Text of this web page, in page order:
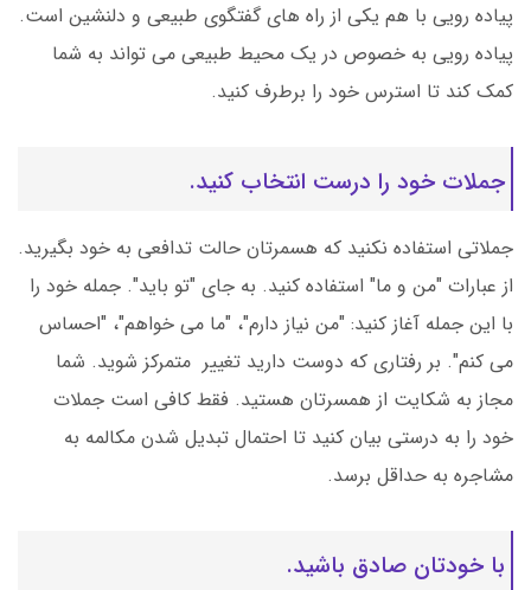
پیاده رویی با هم یکی از راه های گفتگوی طبیعی و دلنشین است.
پیاده رویی به خصوص در یک محیط طبیعی می تواند به شما
کمک کند تا استرس خود را برطرف کنید.
جملات خود را درست انتخاب کنید.
جملاتی استفاده نکنید که هسمرتان حالت تدافعی به خود بگیرید.
از عبارات "من و ما" استفاده کنید. به جای "تو باید". جمله خود را
با این جمله آغاز کنید: "من نیاز دارم"، "ما می خواهم"، "احساس
می کنم". بر رفتاری که دوست دارید تغییر متمرکز شوید. شما
مجاز به شکایت از همسرتان هستید. فقط کافی است جملات
خود را به درستی بیان کنید تا احتمال تبدیل شدن مکالمه به
مشاجره به حداقل برسد.
با خودتان صادق باشید.